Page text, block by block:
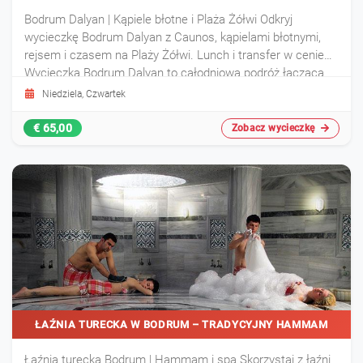
Bodrum Dalyan | Kąpiele błotne i Plaża Żółwi Odkryj
wycieczkę Bodrum Dalyan z Caunos, kąpielami błotnymi,
rejsem i czasem na Plaży Żółwi. Lunch i transfer w cenie
Wycieczka Bodrum Dalyan to całodniowa podróż łącząca
naturę, historię i relaks. Obejmuje rejs łodzią, wizytę przy
Plaży Żółwi Iztuzu.
Niedziela, Czwartek
€ 65,00 Zobacz wycieczkę
ŁAŹNIA TURECKA W BODRUM – TRADYCYJNY HAMMAM
Łaźnia turecka Bodrum | Hammam i spa Skorzystaj z łaźni